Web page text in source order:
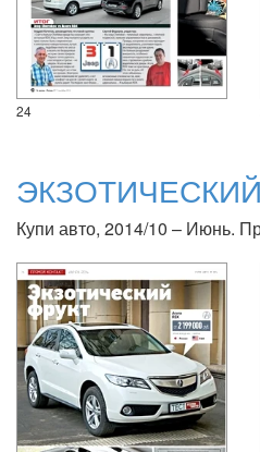
24
Купи авто, 2014/10 – Июнь.